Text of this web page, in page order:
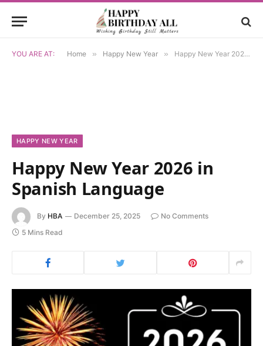
YOU ARE AT: Home » Happy New Year » Happy New Year 2026 in Spanish Language
HAPPY NEW YEAR
Happy New Year 2026 in
Spanish Language
By HBA December 25, 2025
No Comments
5 Mins Read